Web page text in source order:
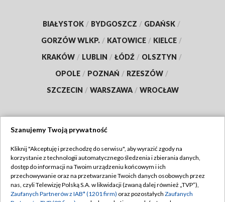
BIAŁYSTOK / BYDGOSZCZ / GDAŃSK /
GORZÓW WLKP. / KATOWICE / KIELCE /
KRAKÓW / LUBLIN / ŁÓDŹ / OLSZTYN /
OPOLE / POZNAŃ / RZESZÓW /
SZCZECIN / WARSZAWA / WROCŁAW
TVP
Abonament TVP
Emisja w TVP
Regulamin TVP
Polityka prywatności
Szanujemy Twoją prywatność
Kliknij "Akceptuję i przechodzę do serwisu", aby wyrazić zgody na
korzystanie z technologii automatycznego śledzenia i zbierania danych,
dostęp do informacji na Twoim urządzeniu końcowym i ich
przechowywanie oraz na przetwarzanie Twoich danych osobowych przez
nas, czyli Telewizję Polską S.A. w likwidacji (zwaną dalej również „TVP”),
Zaufanych Partnerów z IAB* (1201 firm) oraz pozostałych Zaufanych